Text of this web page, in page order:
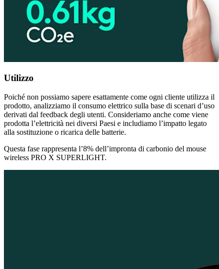
Utilizzo
Poiché non possiamo sapere esattamente come ogni cliente utilizza il
prodotto, analizziamo il consumo elettrico sulla base di scenari d’uso
derivati dal feedback degli utenti. Consideriamo anche come viene
prodotta l’elettricità nei diversi Paesi e includiamo l’impatto legato
alla sostituzione o ricarica delle batterie.
Questa fase rappresenta l’8% dell’impronta di carbonio del mouse
wireless PRO X SUPERLIGHT.